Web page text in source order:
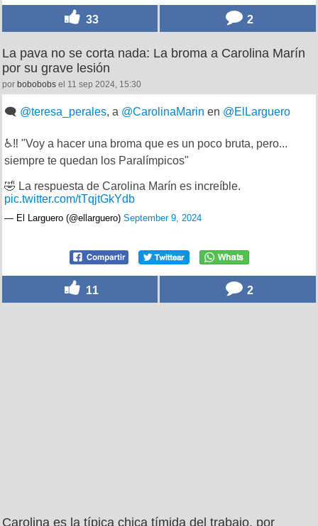
33 2
La pava no se corta nada: La broma a Carolina Marín
por su grave lesión
por bobobobs el 11 sep 2024, 15:30
🗨️ @teresa_perales, a @CarolinaMarin en @ElLarguero
♿️‼️ "Voy a hacer una broma que es un poco bruta, pero...
siempre te quedan los Paralímpicos"
🤣 La respuesta de Carolina Marín es increíble.
pic.twitter.com/tTqjtGkYdb
— El Larguero (@ellarguero) September 9, 2024
11 2
Carolina es la típica chica tímida del trabajo, por